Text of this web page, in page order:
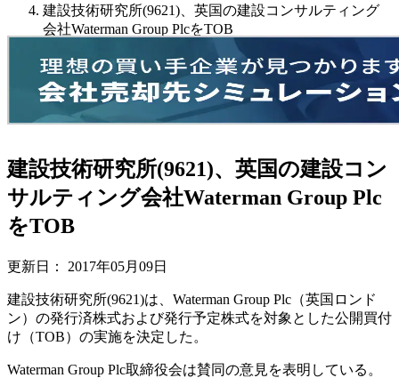
建設技術研究所(9621)、英国の建設コンサルティング
会社Waterman Group PlcをTOB
建設技術研究所(9621)、英国の建設コン
サルティング会社Waterman Group Plc
をTOB
更新日： 2017年05月09日
建設技術研究所(9621)は、Waterman Group Plc（英国ロンド
ン）の発行済株式および発行予定株式を対象とした公開買付
け（TOB）の実施を決定した。
Waterman Group Plc取締役会は賛同の意見を表明している。